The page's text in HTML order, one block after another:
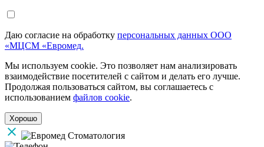
Даю согласие на обработку персональных данных ООО
«МЦСМ «Евромед.
Мы используем cookie. Это позволяет нам анализировать
взаимодействие посетителей с сайтом и делать его лучше.
Продолжая пользоваться сайтом, вы соглашаетесь с
использованием файлов cookie.
Хорошо